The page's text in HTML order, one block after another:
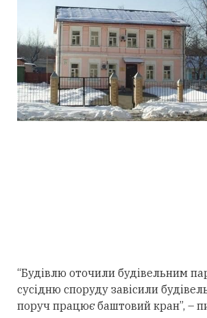
“Будівлю оточили будівельним
сусідню споруду завісили
поруч працює баштовий кран”, –